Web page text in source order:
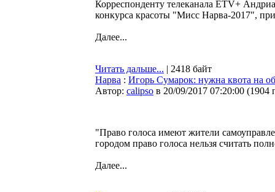
Корреспонденту телеканала ETV+
конкурса красоты "Мисс Нарва-2017",
Далее...
Читать дальше... | 2418 байт
Нарва : Игорь Сумарок: нужна квота на
Автор: calipso в 20/09/2017 07:20:00 (1904
"Право голоса имеют жители
городом право голоса нельзя считать
Далее...